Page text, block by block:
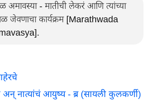
अमावस्या - मातीची लेकरं आणि त्यांच्या
जेवणाचा कार्यक्रम [Marathwada
अन् नात्यांचं आयुष्य - ब्र (सायली कुलकर्णी)